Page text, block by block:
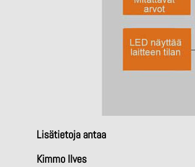
Lisätietoja antaa
Kimmo Ilves